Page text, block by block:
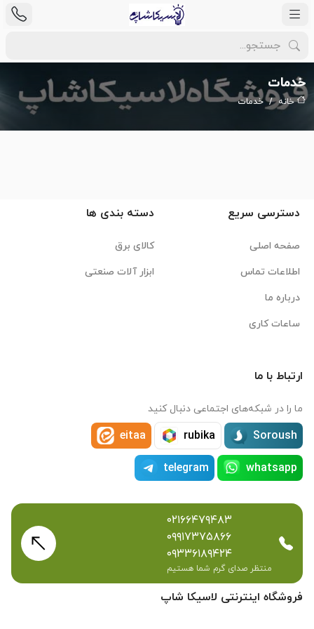
خدمات
خانه خدمات
فروشگاه اینترنتی لاسیکا شاپ
دسترسی سریع
صفحه اصلی
اطلاعات تماس
درباره ما
ساعات کاری
دسته بندی ها
کالای برق
ابزار آلات صنعتی
ارتباط با ما
ما را در شبکه‌های اجتماعی دنبال کنید
Soroush
rubika
eitaa
whatsapp
telegram
۰۲۱۶۶۴۷۹۴۸۳
۰۹۹۱۷۳۷۵۸۶۶
۰۹۳۳۶۱۸۹۴۲۴
منتظر صدای گرم شما هستیم